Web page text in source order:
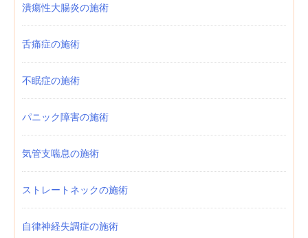
潰瘍性大腸炎の施術
舌痛症の施術
不眠症の施術
パニック障害の施術
気管支喘息の施術
ストレートネックの施術
自律神経失調症の施術